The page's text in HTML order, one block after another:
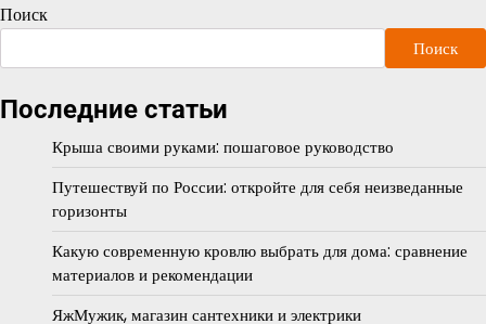
Поиск
Поиск
Последние статьи
Крыша своими руками: пошаговое руководство
Путешествуй по России: откройте для себя неизведанные
горизонты
Какую современную кровлю выбрать для дома: сравнение
материалов и рекомендации
ЯжМужик, магазин сантехники и электрики